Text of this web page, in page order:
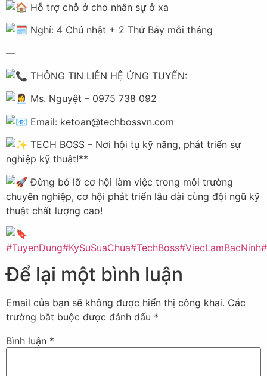
Hỗ trợ chỗ ở cho nhân sự ở xa
Nghỉ: 4 Chủ nhật + 2 Thứ Bảy mỗi tháng
—
THÔNG TIN LIÊN HỆ ỨNG TUYỂN:
Ms. Nguyệt – 0975 738 092
Email: ketoan@techbossvn.com
TECH BOSS – Nơi hội tụ kỹ năng, phát triển sự
nghiệp kỹ thuật!**
Đừng bỏ lỡ cơ hội làm việc trong môi trường
chuyên nghiệp, cơ hội phát triển lâu dài cùng đội ngũ kỹ
thuật chất lượng cao!
#TuyenDung#KySuSuaChua#TechBoss#ViecLamBacNinh
Để lại một bình luận
Email của bạn sẽ không được hiển thị công khai. Các
trường bắt buộc được đánh dấu *
Bình luận *